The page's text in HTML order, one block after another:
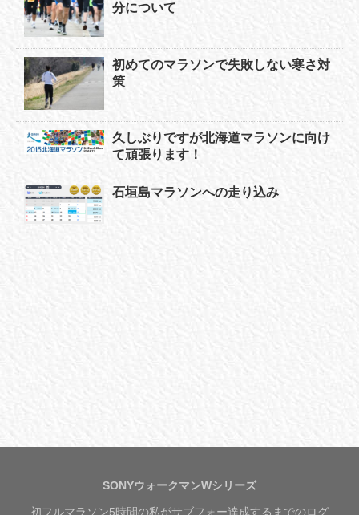
分について
初めてのマラソンで失敗しない寒さ対
策
久しぶりですが北海道マラソンに向け
て頑張ります！
石垣島マラソンへの走り込み
SONYウォークマンWシリーズ
初フルマラソン5時間の私がサブフォー達成するまでのログ